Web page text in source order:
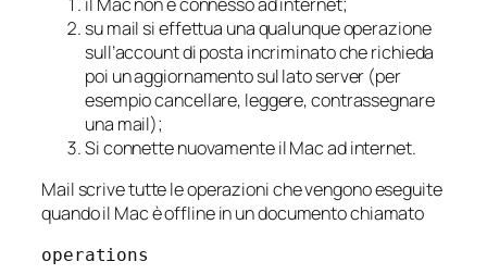
su mail si effettua una qualunque operazione
sull’account di posta incriminato che richieda
poi un aggiornamento sul lato server (per
esempio cancellare, leggere, contrassegnare
una mail);
Si connette nuovamente il Mac ad internet.
Mail scrive tutte le operazioni che vengono eseguite
quando il Mac è offline in un documento chiamato
operations